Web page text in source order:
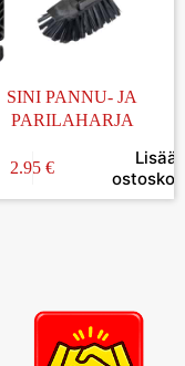
SINI PANNU- JA
PARILAHARJA
2.95 €
Lisää